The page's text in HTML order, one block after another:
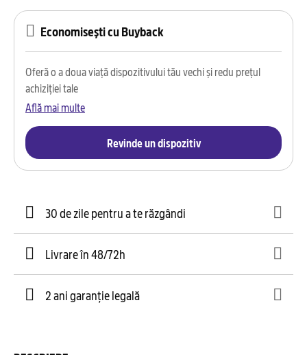
Economisești cu Buyback
Oferă o a doua viață dispozitivului tău vechi și redu prețul
achiziției tale
Află mai multe
Revinde un dispozitiv
30 de zile pentru a te răzgândi
Livrare în 48/72h
2 ani garanție legală